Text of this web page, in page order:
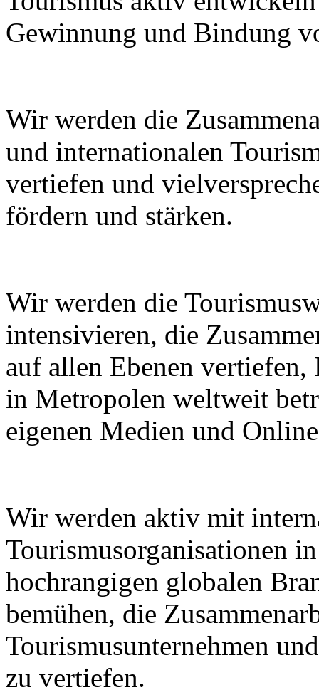
Gewinnung und Bindung
Wir werden die
und internationalen
vertiefen und
fördern und stärken.
Wir werden die
intensivieren, die
auf allen Ebenen
in Metropolen weltweit
eigenen Medien und
Wir werden aktiv mit
Tourismusorganisationen
hochrangigen globalen
bemühen, die
Tourismusunternehmen
zu vertiefen.